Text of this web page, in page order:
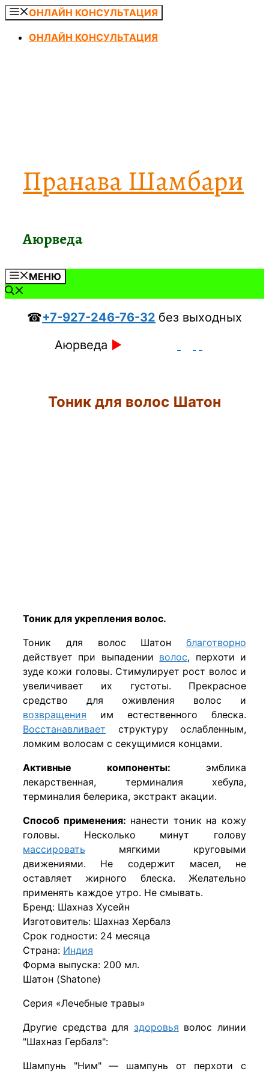
Перейти
содержимому
ОНЛАЙН КОНСУЛЬТАЦИЯ
ОНЛАЙН КОНСУЛЬТАЦИЯ
Пранава Шамбари
Аюрведа
МЕНЮ
☎+7-927-246-76-32 без выходных
Аюрведа ►
Тоник для волос Шатон
Тоник для укрепления волос.
Тоник для волос Шатон благотворно
действует при выпадении волос, перхоти и
зуде кожи головы. Стимулирует рост волос и
увеличивает их густоты. Прекрасное
средство для оживления волос и
возвращения им естественного блеска.
Восстанавливает структуру ослабленным,
ломким волосам с секущимися концами.
Активные компоненты: эмблика
лекарственная, терминалия хебула,
терминалия белерика, экстракт акации.
Способ применения: нанести тоник на кожу
головы. Несколько минут голову
массировать мягкими круговыми
движениями. Не содержит масел, не
оставляет жирного блеска. Желательно
применять каждое утро. Не смывать.
Бренд: Шахназ Хусейн
Изготовитель: Шахназ Хербалз
Срок годности: 24 месяца
Страна: Индия
Форма выпуска: 200 мл.
Шатон (Shatone)
Серия «Лечебные травы»
Другие средства для здоровья волос линии
"Шахназ Гербалз":
Шампунь "Ним" — шампунь от перхоти с